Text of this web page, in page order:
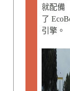
就配備
了
引擎。